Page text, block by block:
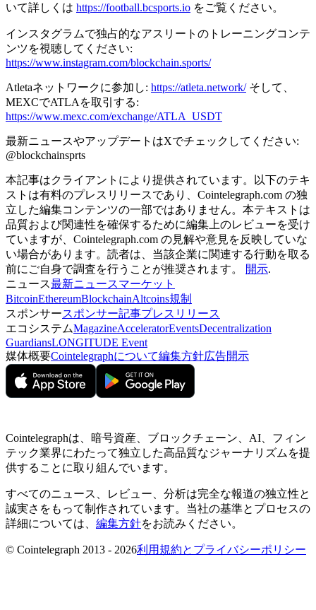
いて詳しくは https://football.bcsports.io をご覧ください。
インスタグラムで独占的なアスリートのトレーニングコンテ
ンツを視聴してください:
https://www.instagram.com/blockchain.sports/
Atletaネットワークに参加し: https://atleta.network/そして、
MEXCでATLAを取引する:
https://www.mexc.com/exchange/ATLA_USDT
最新ニュースやアップデートはXでチェックしてください:
@blockchainsprts
本記事はクライアントにより提供されています。以下のテキ
ストは有料のプレスリリースであり、Cointelegraph.com の独
立した編集コンテンツの一部ではありません。本テキストは
品質および関連性を確保するために編集上のレビューを受け
ていますが、Cointelegraph.com の見解や意見を反映していな
い場合があります。読者は、当該企業に関連する行動を取る
前にご自身で調査を行うことが推奨されます。
開示.
ニュース最新ニュースマーケット
BitcoinEthereumBlockchainAltcoins規制
スポンサースポンサー記事プレスリリース
エコシステムMagazineAcceleratorEventsDecentralization
GuardiansLONGITUDE Event
媒体概要Cointelegraphについて編集方針広告開示
Cointelegraphは、暗号資産、ブロックチェーン、AI、フィン
テック業界にわたって独立した高品質なジャーナリズムを提
供することに取り組んでいます。
すべてのニュース、レビュー、分析は完全な報道の独立性と
誠実さをもって制作されています。当社の基準とプロセスの
詳細については、 編集方針をお読みください。
© Cointelegraph 2013 - 2026利用規約とプライバシーポリシー